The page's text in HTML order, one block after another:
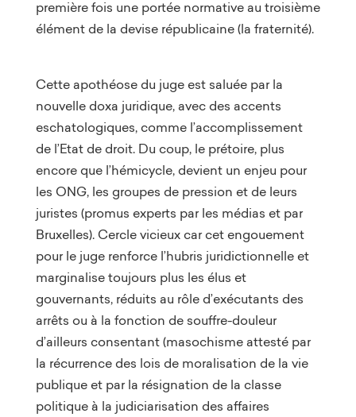
première fois une portée normative au troisième
élément de la devise républicaine (la fraternité).
Cette apothéose du juge est saluée par la
nouvelle doxa juridique, avec des accents
eschatologiques, comme l’accomplissement
de l’Etat de droit. Du coup, le prétoire, plus
encore que l’hémicycle, devient un enjeu pour
les ONG, les groupes de pression et de leurs
juristes (promus experts par les médias et par
Bruxelles). Cercle vicieux car cet engouement
pour le juge renforce l’hubris juridictionnelle et
marginalise toujours plus les élus et
gouvernants, réduits au rôle d’exécutants des
arrêts ou à la fonction de souffre-douleur
d’ailleurs consentant (masochisme attesté par
la récurrence des lois de moralisation de la vie
publique et par la résignation de la classe
politique à la judiciarisation des affaires